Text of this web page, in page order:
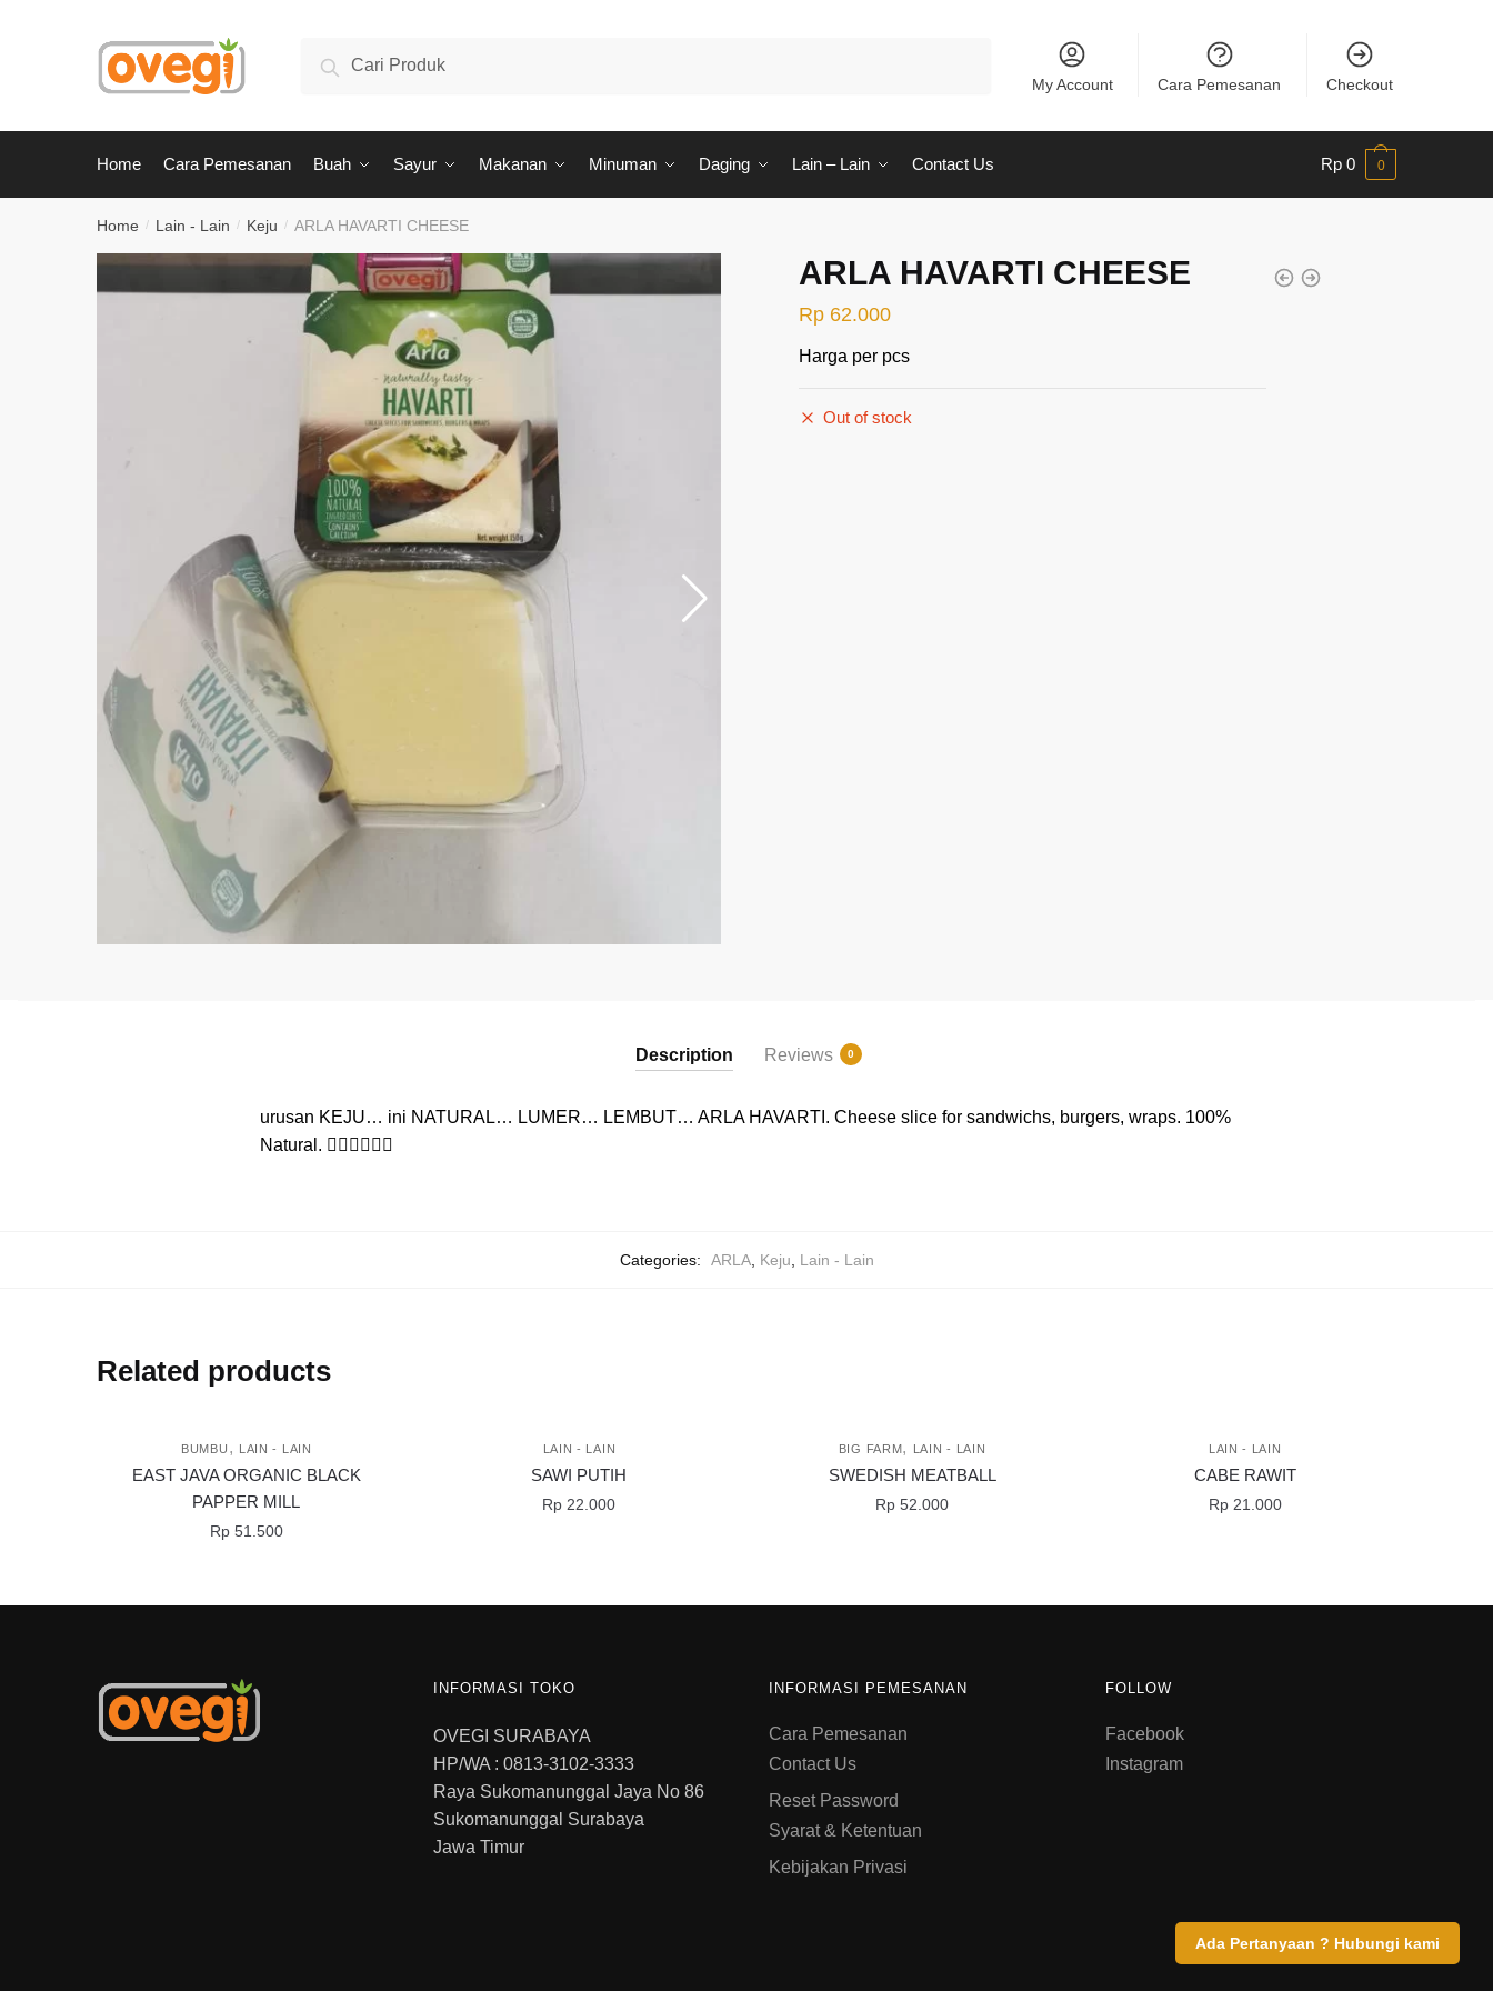
for:
Search
My Account Cara Pemesanan Checkout
Home Cara Pemesanan Buah Sayur Makanan Minuman Daging Lain – Lain Contact Us Rp 0 0
Home / Lain - Lain / Keju / ARLA HAVARTI CHEESE
ARLA HAVARTI CHEESE
Rp62.000
Harga per pcs
Out of stock
Ada Pertanyaan ? Hubungi kami
Description Reviews 0
urusan KEJU… ini NATURAL… LUMER… LEMBUT… ARLA HAVARTI. Cheese slice for sandwichs, burgers, wraps. 100%
Natural. 👍🏻👍🏻👍🏻
Categories: ARLA, Keju Lain - Lain
Related products
BUMBU , LAIN - LAIN
EAST JAVA ORGANIC BLACK
PAPPER MILL
Rp51.500
LAIN - LAIN
SAWI PUTIH
Rp 22.000
BIG FARM, LAIN - LAIN
SWEDISH MEATBALL
Rp 52.000
LAIN - LAIN
CABE RAWIT
Rp21.000
INFORMASI TOKO
OVEGI SURABAYA
HP/WA : 0813-3102-3333
Raya Sukomanunggal Jaya No 86
Sukomanunggal Surabaya
Jawa Timur
INFORMASI PEMESANAN
Cara Pemesanan
Contact Us
Reset Password
Syarat & Ketentuan
Kebijakan Privasi
FOLLOW
Facebook
Instagram